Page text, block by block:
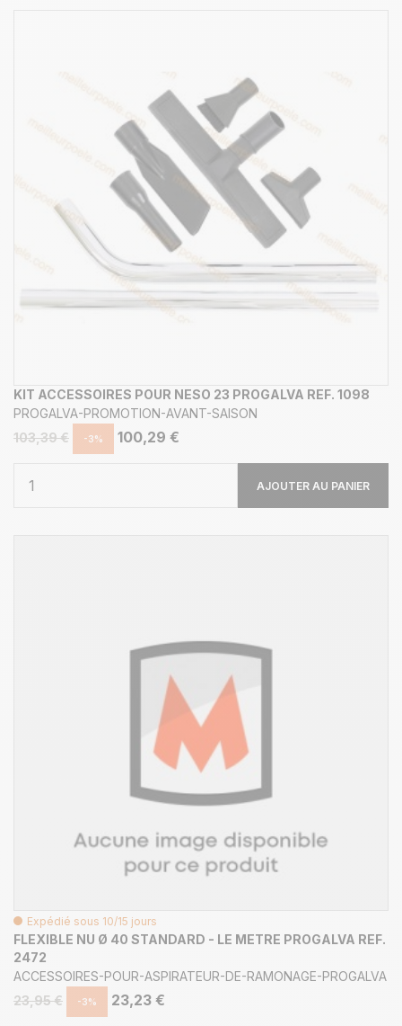
KIT ACCESSOIRES POUR NESO 23 PROGALVA REF. 1098
PROGALVA-PROMOTION-AVANT-SAISON
103,39 €
-3% 100,29 €
AJOUTER AU PANIER
Expédié sous 10/15 jours
FLEXIBLE NU Ø 40 STANDARD - LE METRE PROGALVA REF.
2472
ACCESSOIRES-POUR-ASPIRATEUR-DE-RAMONAGE-PROGALVA
23,95 €
-3% 23,23 €